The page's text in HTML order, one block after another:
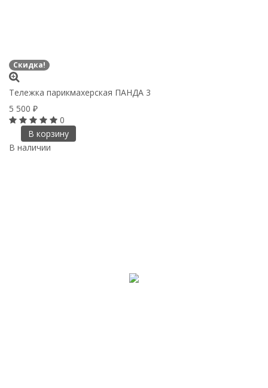
Скидка!
Тележка парикмахерская ПАНДА 3
5 500 ₽
0
В корзину
В наличии